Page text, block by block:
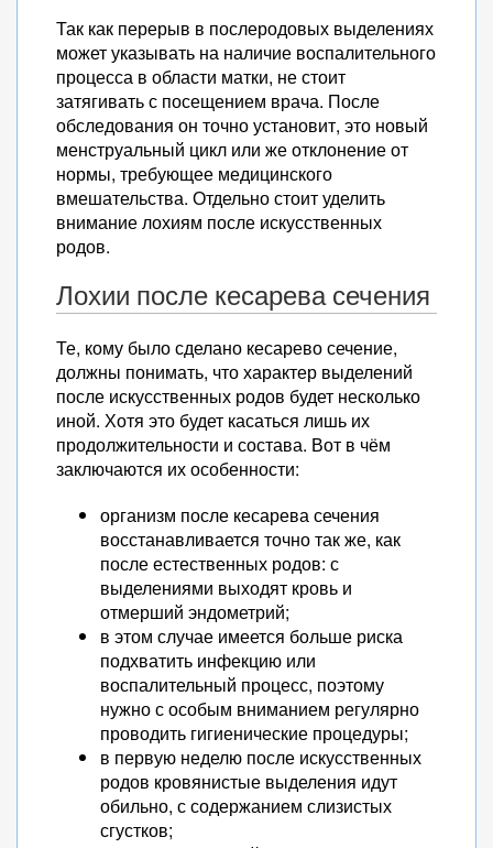
Так как перерыв в послеродовых выделениях
может указывать на наличие воспалительного
процесса в области матки, не стоит
затягивать с посещением врача. После
обследования он точно установит, это новый
менструальный цикл или же отклонение от
нормы, требующее медицинского
вмешательства. Отдельно стоит уделить
внимание лохиям после искусственных
родов.
Лохии после кесарева сечения
Те, кому было сделано кесарево сечение,
должны понимать, что характер выделений
после искусственных родов будет несколько
иной. Хотя это будет касаться лишь их
продолжительности и состава. Вот в чём
заключаются их особенности:
организм после кесарева сечения
восстанавливается точно так же, как
после естественных родов: с
выделениями выходят кровь и
отмерший эндометрий;
в этом случае имеется больше риска
подхватить инфекцию или
воспалительный процесс, поэтому
нужно с особым вниманием регулярно
проводить гигиенические процедуры;
в первую неделю после искусственных
родов кровянистые выделения идут
обильно, с содержанием слизистых
сгустков;